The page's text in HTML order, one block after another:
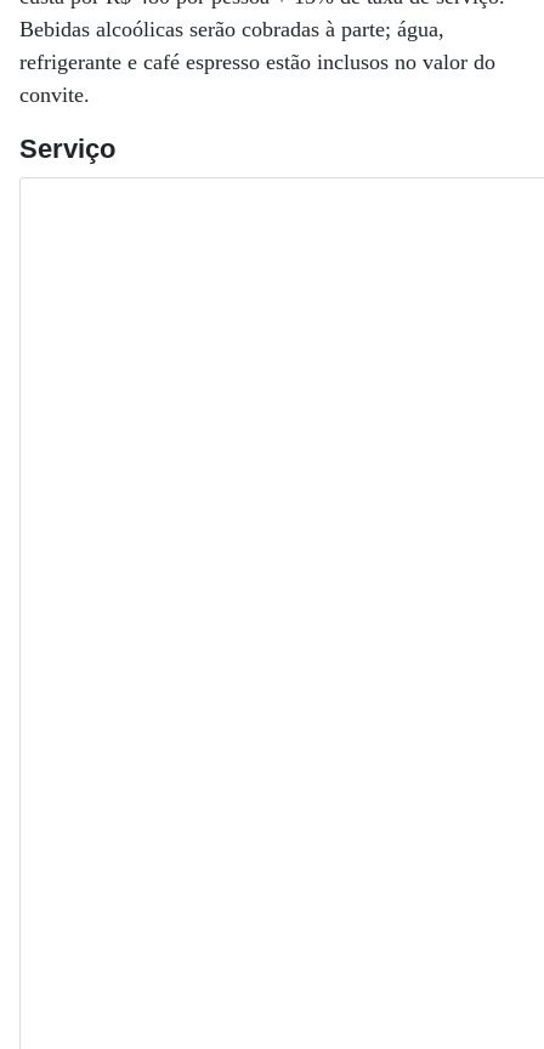
Bebidas alcoólicas serão cobradas à parte; água,
refrigerante e café espresso estão inclusos no valor do
convite.
Serviço